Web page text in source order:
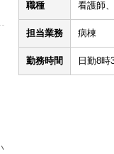
職種 看護師
担当業務 病棟
勤務時間 日勤8